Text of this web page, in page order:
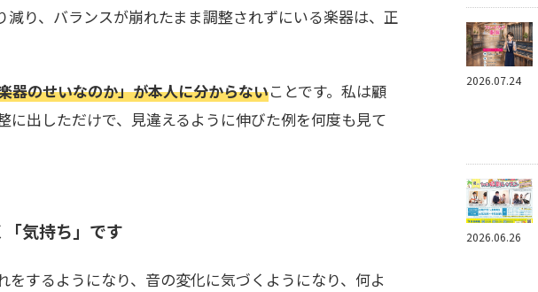
り、バランスが崩れたまま調整されずにいる楽器は、正
器のせいなのか」が本人に分からないことです。私は顧
出しただけで、見違えるように伸びた例を何度も見て
気持ち」です
するようになり、音の変化に気づくようになり、何よ
2026.07.24
2026.06.26